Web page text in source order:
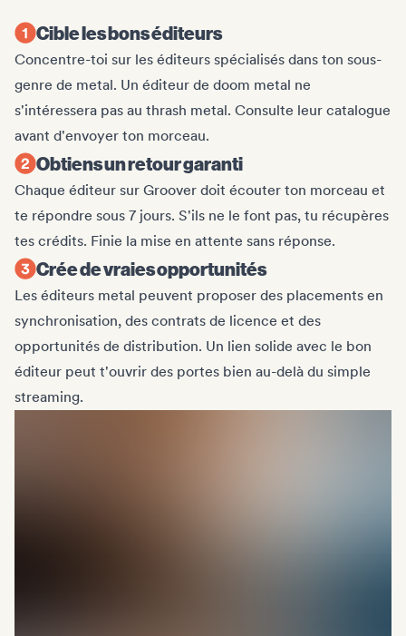
Cible les bons éditeurs
Concentre-toi sur les éditeurs spécialisés dans ton sous-
genre de metal. Un éditeur de doom metal ne
s'intéressera pas au thrash metal. Consulte leur catalogue
avant d'envoyer ton morceau.
Obtiens un retour garanti
Chaque éditeur sur Groover doit écouter ton morceau et
te répondre sous 7 jours. S'ils ne le font pas, tu récupères
tes crédits. Finie la mise en attente sans réponse.
Crée de vraies opportunités
Les éditeurs metal peuvent proposer des placements en
synchronisation, des contrats de licence et des
opportunités de distribution. Un lien solide avec le bon
éditeur peut t'ouvrir des portes bien au-delà du simple
streaming.